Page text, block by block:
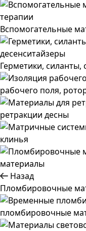
Вспомогательные
Герметики, силанты,
рабочего поля,
ретракции десны
клинья
материалы
Назад
Пломбировочные
пломбировочные